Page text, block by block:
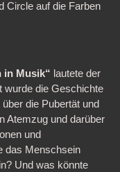
Circle auf die Farben
in Musik“ lautete der
wurde die Geschichte
die Pubertät und
Atemzug und darüber
und
das Menschsein
Und was könnte